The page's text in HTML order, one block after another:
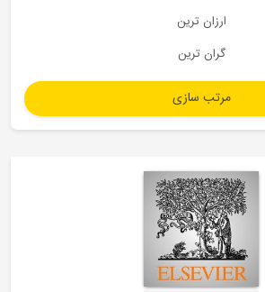
ارزان ترین
گران ترین